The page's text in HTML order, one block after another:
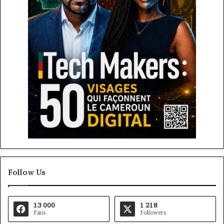
Follow Us
13 000
Fans
1 218
Followers